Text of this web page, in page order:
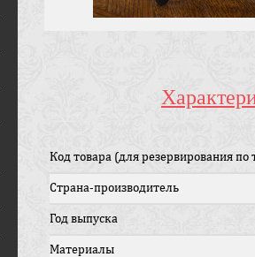
Код товара (для резервирования по
Страна-производитель
Год выпуска
Материалы